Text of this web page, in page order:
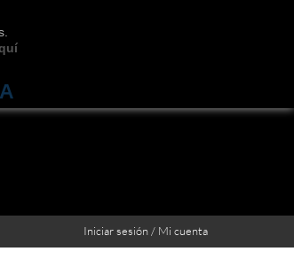
Iniciar sesión / Mi cuenta